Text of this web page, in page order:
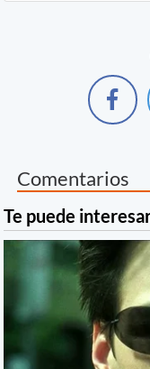
Comentarios